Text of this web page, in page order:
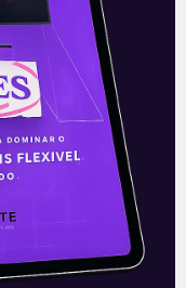
a
seus
de
muito